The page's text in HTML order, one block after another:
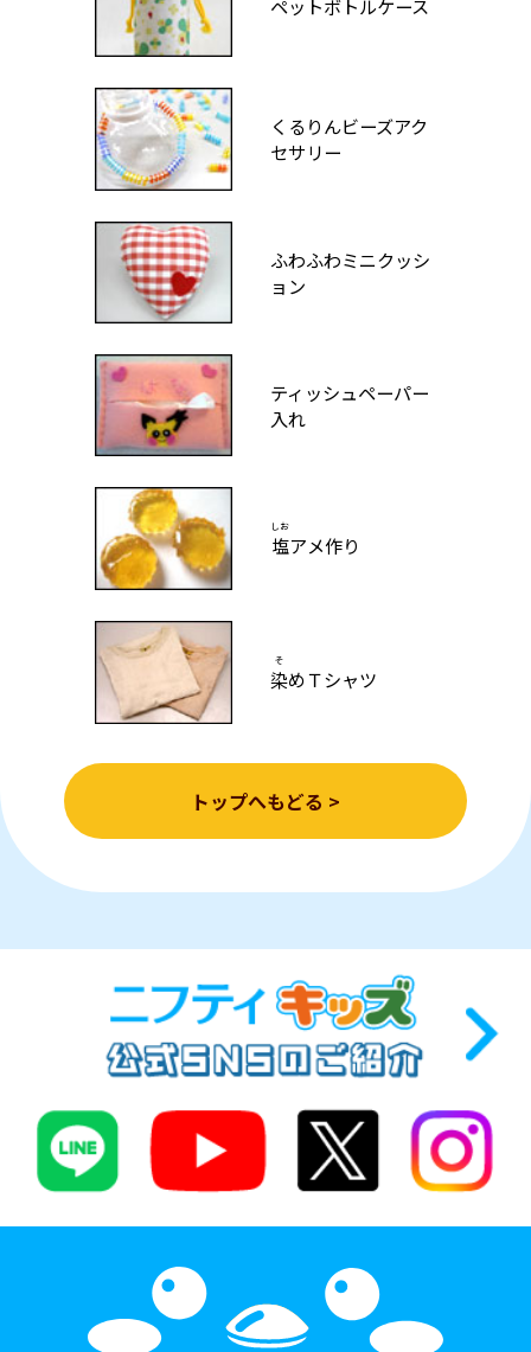
ペットボトルケース
くるりんビーズアク
セサリー
ふわふわミニクッシ
ョン
ティッシュペーパー
入れ
塩
しお
アメ作り
染
そ
めＴシャツ
トップへもどる >